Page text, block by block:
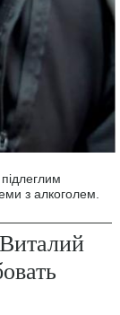
з алкоголем.